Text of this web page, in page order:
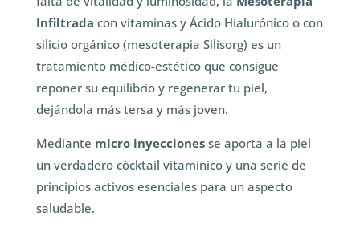
Infiltrada con vitaminas y Ácido Hialurónico o con
silicio orgánico (mesoterapia Silisorg) es un
tratamiento médico-estético que consigue
reponer su equilibrio y regenerar tu piel,
dejándola más tersa y más joven.
Mediante micro inyeccionesse aporta a la piel
un verdadero cócktail vitamínico y una serie de
principios activos esenciales para un aspecto
saludable.